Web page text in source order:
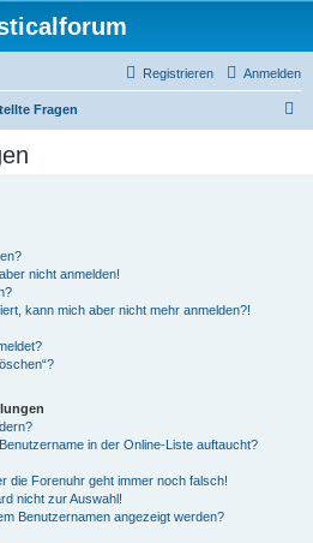
Anmelden
Registrieren
Fragen
nicht anmelden!
kann mich aber nicht mehr anmelden?!
in der Online-Liste auftaucht?
die Forenuhr geht immer noch falsch!
nicht zur Auswahl!
Benutzernamen angezeigt werden?